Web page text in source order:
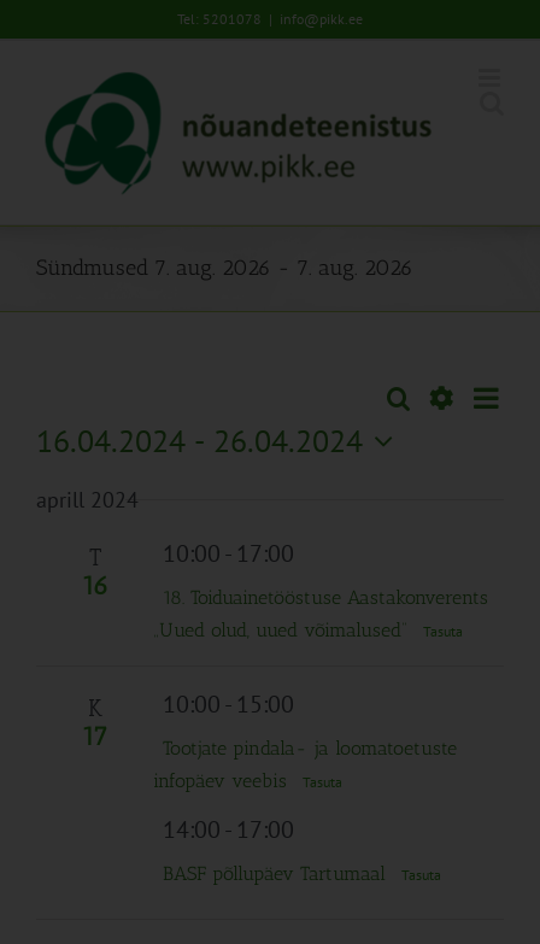
to
Tel: 5201078 | info@pikk.ee
Sündmused 7. aug. 2026 - 7. aug. 2026
Sündmused
Search
Otsi
16.04.2024 - 26.04.2024
kuupäev.
aprill 2024
T
16
10:00- 17:00
18. Toiduainetööstuse Aastakonverents
„Uued olud, uued võimalused“
Tasuta
K
17
10:00- 15:00
Tootjate pindala- ja loomatoetuste
infopäev veebis
Tasuta
14:00- 17:00
BASF põllupäev Tartumaal Tasuta